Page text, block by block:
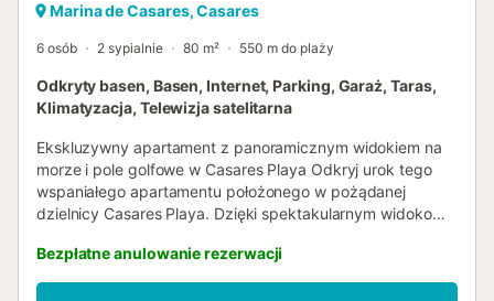
Marina de Casares, Casares
6 osób 2 sypialnie 80 m² 550 m do plaży
Odkryty basen, Basen, Internet, Parking, Garaż, Taras,
Klimatyzacja, Telewizja satelitarna
Ekskluzywny apartament z panoramicznym widokiem na
morze i pole golfowe w Casares Playa Odkryj urok tego
wspaniałego apartamentu położonego w pożądanej
dzielnicy Casares Playa. Dzięki spektakularnym widokom
Julia, ta nieruchomość oferuje idealną równowagę między
spokojem, komfortem i elegancją. Ten przestronny
Bezpłatne anulowanie rezerwacji